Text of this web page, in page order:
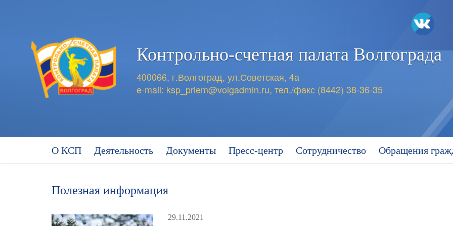
Контрольно-счетная палата Волгограда
400066, г.Волгоград, ул.Советская, 4а
e-mail: ksp_priem@volgadmin.ru, тел./факс (8442) 38-36-35
О КСП Деятельность Документы Пресс-центр Сотрудничество Обращения
Полезная информация
29.11.2021